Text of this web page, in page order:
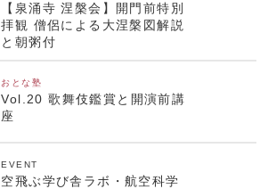
【泉涌寺 涅槃会】開門前特別
拝観 僧侶による大涅槃図解説
と朝粥付
おとな塾
Vol.20 歌舞伎鑑賞と開演前講
座
EVENT
空飛ぶ学び舎ラボ・航空科学